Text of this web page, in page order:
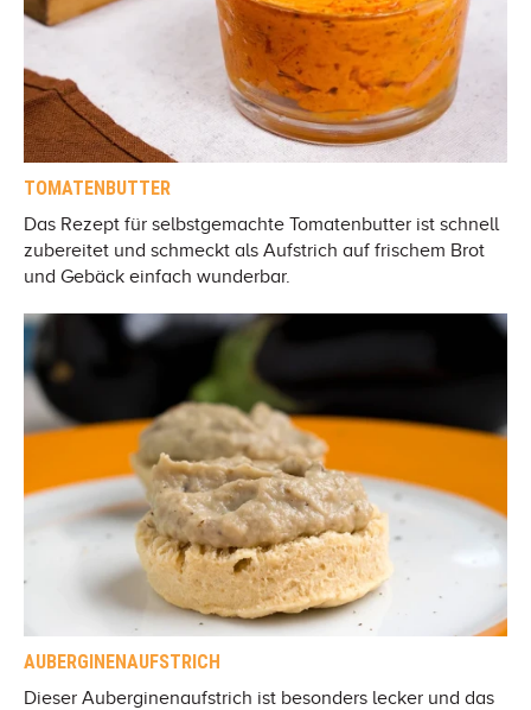
TOMATENBUTTER
Das Rezept für selbstgemachte Tomatenbutter ist schnell
zubereitet und schmeckt als Aufstrich auf frischem Brot
und Gebäck einfach wunderbar.
AUBERGINENAUFSTRICH
Dieser Auberginenaufstrich ist besonders lecker und das